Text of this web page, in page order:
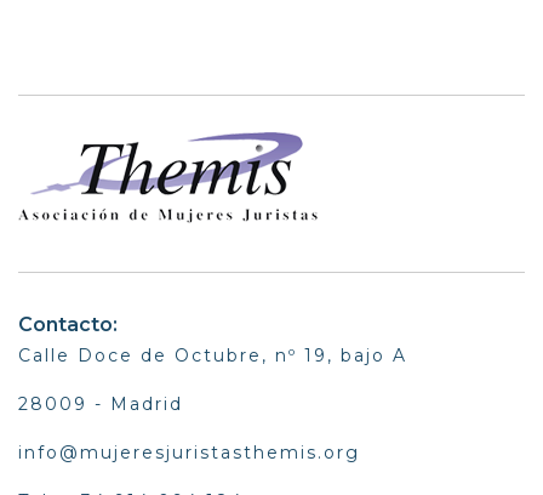
Contacto:
Calle Doce de Octubre, nº 19, bajo A
28009 - Madrid
info@mujeresjuristasthemis.org